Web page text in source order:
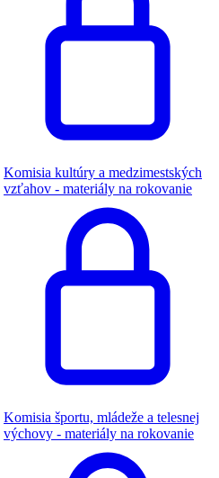
Komisia kultúry a medzimestských
vzťahov - materiály na rokovanie
Komisia športu, mládeže a telesnej
výchovy - materiály na rokovanie